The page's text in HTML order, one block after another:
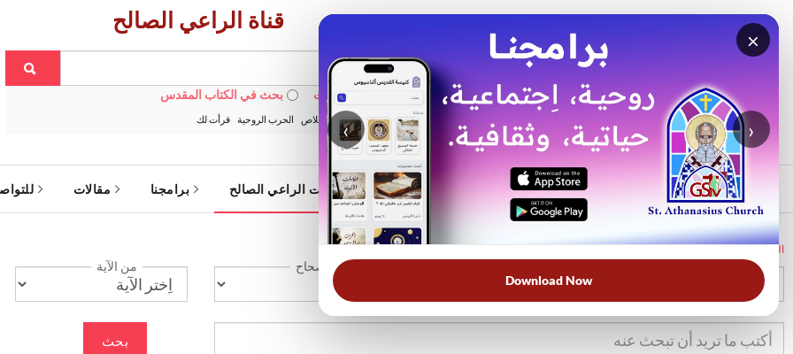
×
‹ ›
Download Now
قناة الراعي الصالح
بحث في الويبسايت بحث في الكتاب المقدس
الأكثر بحثًا: خبزنا اليومي الخلاص الحرب الروحية قرأت لك
الرئيسية خدمات الراعي الصالح برامجنا مقالات
الرئيسية
الإصحاح من الآية
بحث